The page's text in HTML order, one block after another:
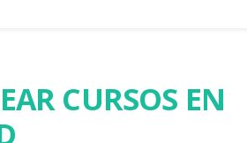
CURSOS EN